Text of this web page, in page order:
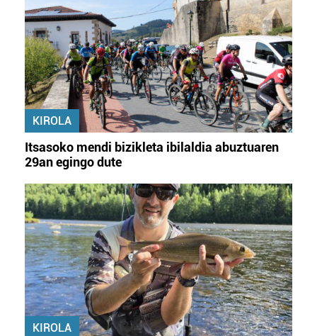
KIROLA
Itsasoko mendi bizikleta ibilaldia abuztuaren
29an egingo dute
KIROLA